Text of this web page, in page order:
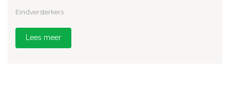
Eindversterkers
Lees meer